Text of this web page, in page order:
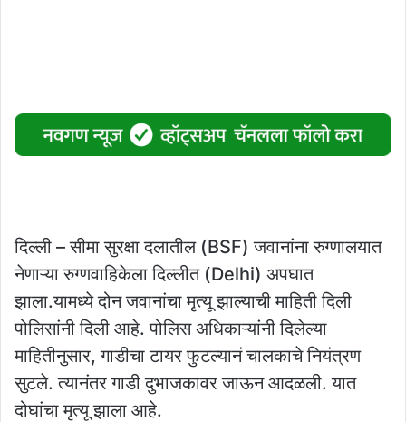
दिल्ली – सीमा सुरक्षा दलातील (BSF) जवानांना रुग्णालयात
नेणाऱ्या रुग्णवाहिकेला दिल्लीत (Delhi) अपघात
झाला.यामध्ये दोन जवानांचा मृत्यू झाल्याची माहिती दिली
पोलिसांनी दिली आहे. पोलिस अधिकाऱ्यांनी दिलेल्या
माहितीनुसार, गाडीचा टायर फुटल्यानं चालकाचे नियंत्रण
सुटले. त्यानंतर गाडी दुभाजकावर जाऊन आदळली. यात
दोघांचा मृत्यू झाला आहे.